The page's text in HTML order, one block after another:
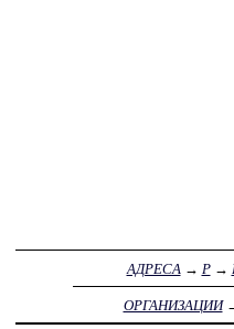
АДРЕСА → Р→
ОРГАНИЗАЦИИ